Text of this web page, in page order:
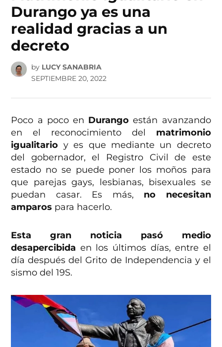
Durango ya es una
realidad gracias a un
decreto
by LUCY SANABRIA
SEPTIEMBRE 20, 2022
Poco a poco en Durango están avanzando
en el reconocimiento del matrimonio
igualitario y es que mediante un decreto
del gobernador, el Registro Civil de este
estado no se puede poner los moños para
que parejas gays, lesbianas, bisexuales se
puedan casar. Es más, no necesitan
amparos para hacerlo.
Esta gran noticia pasó medio
desapercibida en los últimos días, entre el
día después del Grito de Independencia y el
sismo del 19S.